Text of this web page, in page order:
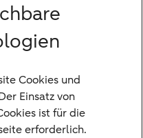
Frage schon
Sie beruhigen.
als Männer,
Cookies und
Einsatz von
ist für die
erforderlich.